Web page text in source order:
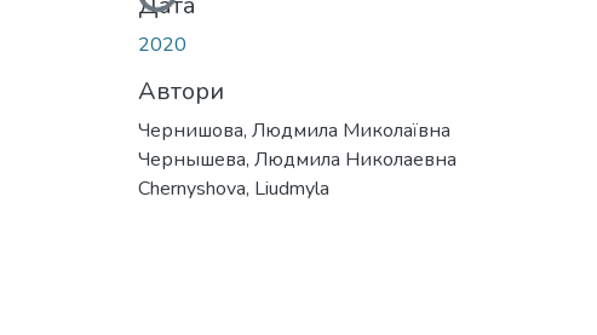
Вантажиться...
2020
Автори
Чернишова, Людмила Миколаївна
Чернышева, Людмила Николаевна
Chernyshova, Liudmyla